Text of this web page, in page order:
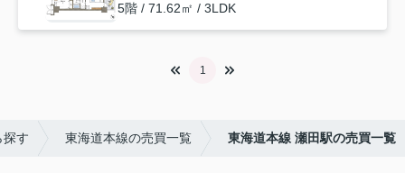
5階 / 71.62㎡ / 3LDK
1
探す 東海道本線の売買一覧 東海道本線 瀬田駅の売買一覧